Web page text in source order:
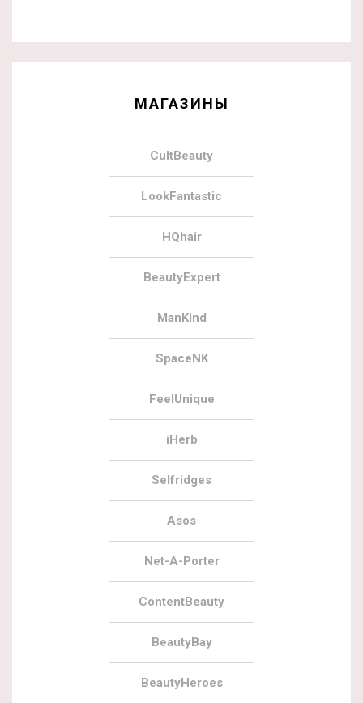
МАГАЗИНЫ
CultBeauty
LookFantastic
HQhair
BeautyExpert
ManKind
SpaceNK
FeelUnique
iHerb
Selfridges
Asos
Net-A-Porter
ContentBeauty
BeautyBay
BeautyHeroes